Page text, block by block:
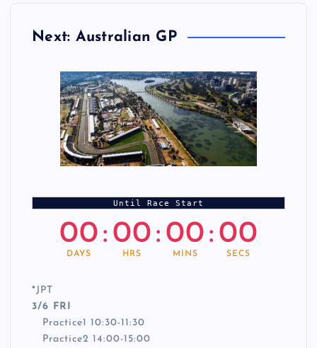
Next: Australian GP
Until Race Start
00
DAYS
: 00
HRS
: 00
MINS
: 00
SECS
* JPT
3/6 FRI
Practice1 10:30-11:30
Practice2 14:00-15:00